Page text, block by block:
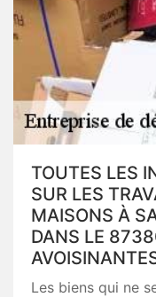
TOUTES LES
SUR LES
MAISONS À
DANS LE
Les biens qui ne